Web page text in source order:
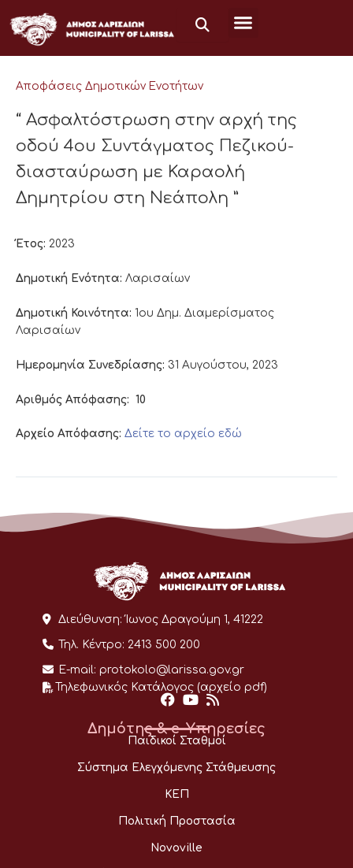
στο
περιεχόμενο
Αποφάσεις Δημοτικών Ενοτήτων
“ Ασφαλτόστρωση στην αρχή της
οδού 4ου Συντάγματος Πεζικού-
διασταύρωση με Καραολή
Δημητρίου στη Νεάπολη ”
Έτος: 2023
Δημοτική Ενότητα: Λαρισαίων
Δημοτική Κοινότητα: 1ου Δημ. Διαμερίσματος
Λαρισαίων
Ημερομηνία Συνεδρίασης: 31 Αυγούστου, 2023
Αριθμός Απόφασης: 10
Αρχείο Απόφασης: Δείτε το αρχείο εδώ
Διεύθυνση: Ίωνος Δραγούμη 1, 41222
Τηλ. Κέντρο: 2413 500 200
E-mail: protokolo@larissa.gov.gr
Τηλεφωνικός Κατάλογος (αρχείο pdf)
Δημότης & e-Υπηρεσίες
Παιδικοί Σταθμοί
Σύστημα Ελεγχόμενης Στάθμευσης
ΚΕΠ
Πολιτική Προστασία
Novoville